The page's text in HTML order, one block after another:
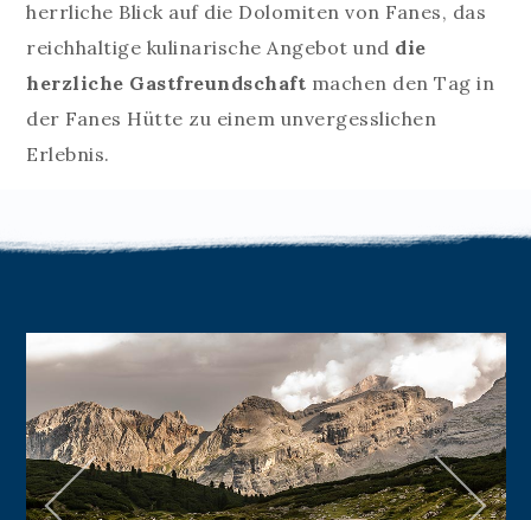
herrliche Blick auf die Dolomiten von Fanes, das
reichhaltige kulinarische Angebot und die
herzliche Gastfreundschaft machen den Tag in
der Fanes Hütte zu einem unvergesslichen
Erlebnis.